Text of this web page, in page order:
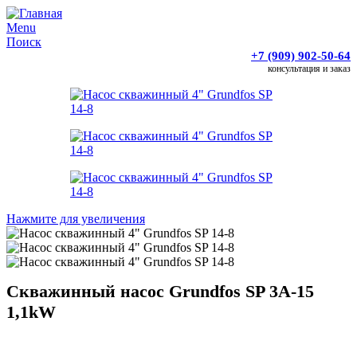
Menu
Поиск
+7 (909) 902-50-64
консультация и заказ
Нажмите для увеличения
Скважинный насос Grundfos SP 3A-15
1,1kW